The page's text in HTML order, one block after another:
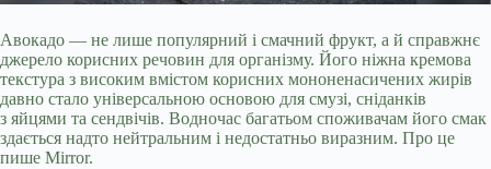
Авокадо — не лише популярний і смачний фрукт, а й справжнє
джерело корисних речовин для організму. Його ніжна кремова
текстура з високим вмістом корисних мононенасичених жирів
давно стало універсальною основою для смузі, сніданків
з яйцями та сендвічів. Водночас багатьом споживачам його смак
здається надто нейтральним і недостатньо виразним. Про це
пише Mirror.